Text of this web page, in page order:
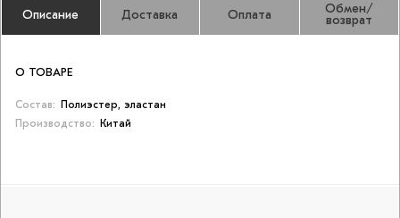
Описание Доставка Оплата Обмен/
возврат
О ТОВАРЕ
Состав:
Полиэстер, эластан
Производство:
Китай